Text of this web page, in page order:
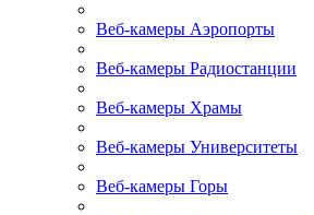
Веб-камеры Аэропорты
Веб-камеры Радиостанции
Веб-камеры Храмы
Веб-камеры Университеты
Веб-камеры Горы